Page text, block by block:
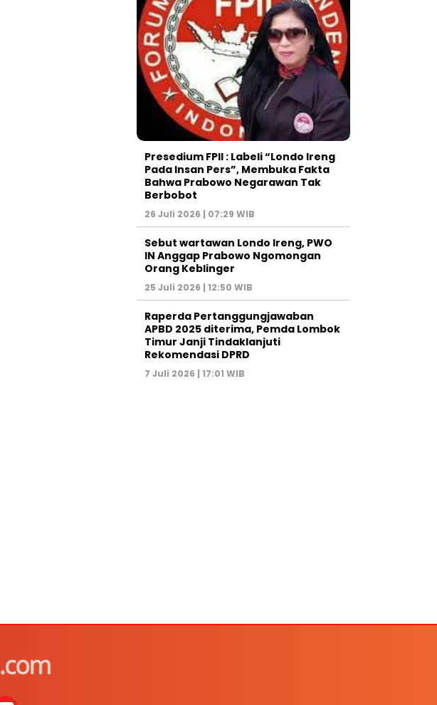
Presedium FPII : Labeli “Londo Ireng
Pada Insan Pers”, Membuka Fakta
Bahwa Prabowo Negarawan Tak
Berbobot
26 Juli 2026 | 07:29 WIB
Sebut wartawan Londo Ireng, PWO
IN Anggap Prabowo Ngomongan
Orang Keblinger
25 Juli 2026 | 12:50 WIB
Raperda Pertanggungjawaban
APBD 2025 diterima, Pemda Lombok
Timur Janji Tindaklanjuti
Rekomendasi DPRD
7 Juli 2026 | 17:01 WIB